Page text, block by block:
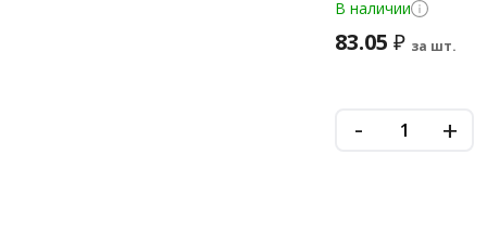
В наличии
83.05 ₽ за шт.
- +